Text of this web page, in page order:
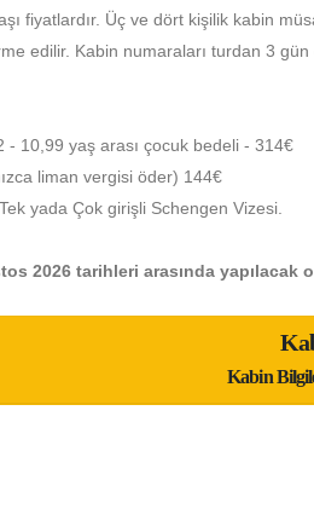
fiyatlardır. Üç ve dört kişilik kabin
edilir. Kabin numaraları turdan 3
- 10,99 yaş arası çocuk bedeli - 314€
liman vergisi öder) 144€
yada Çok girişli Schengen Vizesi.
2026 tarihleri arasında
Kabin